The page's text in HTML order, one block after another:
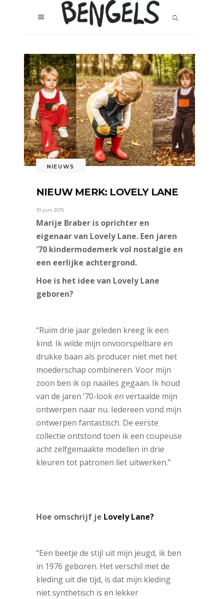
NIEUWS
NIEUW MERK: LOVELY LANE
10 juni 2015
Marije Braber is oprichter en
eigenaar van Lovely Lane. Een jaren
'70 kindermodemerk vol nostalgie en
een eerlijke achtergrond.
Hoe is het idee van Lovely Lane
geboren?
“Ruim drie jaar geleden kreeg ik een
kind. Ik wilde mijn onvoorspelbare en
drukke baan als producer niet met het
moederschap combineren. Voor mijn
zoon ben ik op naailes gegaan. Ik houd
van de jaren ’70-look en vertaalde mijn
ontwerpen naar nu. Iedereen vond mijn
ontwerpen fantastisch. De eerste
collectie ontstond toen ik een coupeuse
acht zelfgemaakte modellen in drie
kleuren tot patronen liet uitwerken.”
Hoe omschrijf je Lovely Lane?
“Een beetje de stijl uit mijn jeugd, ik ben
in 1976 geboren. Het verschil met de
kleding uit die tijd, is dat mijn kleding
niet synthetisch is en lekker